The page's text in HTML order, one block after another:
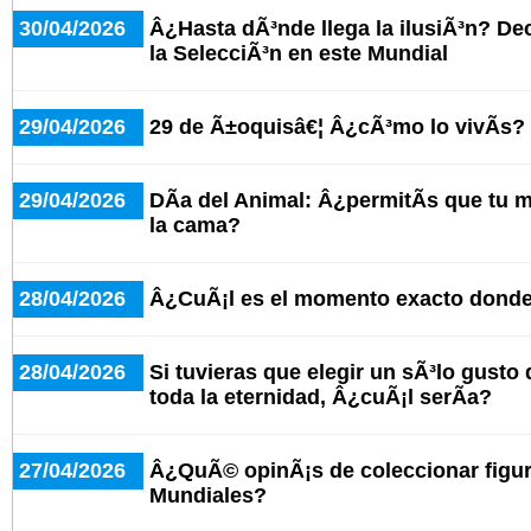
30/04/2026
Â¿Hasta dÃ³nde llega la ilusiÃ³n?
la SelecciÃ³n en este Mundial
29/04/2026 29 de Ã±oquisâ€¦ Â¿cÃ³mo lo vivÃ­s?
29/04/2026
DÃ­a del Animal: Â¿permitÃ­s que tu
la cama?
28/04/2026 Â¿CuÃ¡l es el momento exacto
28/04/2026
Si tuvieras que elegir un sÃ³lo gusto
toda la eternidad, Â¿cuÃ¡l serÃ­a?
27/04/2026
Â¿QuÃ© opinÃ¡s de coleccionar
Mundiales?